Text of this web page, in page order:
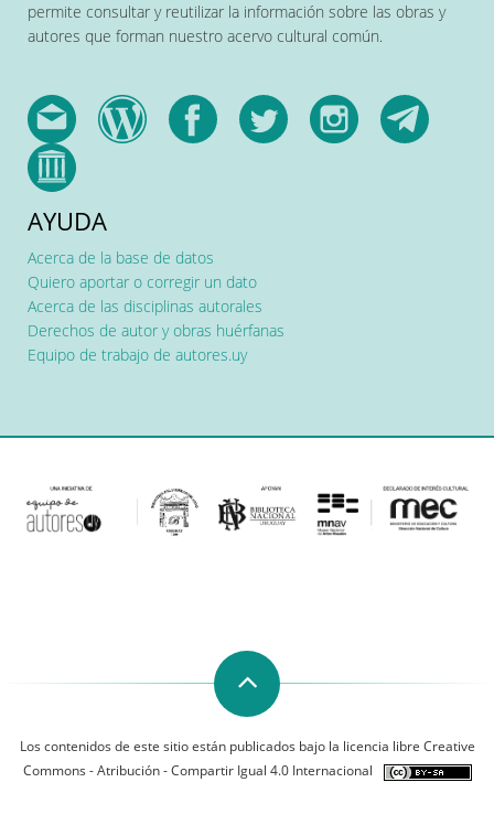
permite consultar y reutilizar la información sobre las obras y
autores que forman nuestro acervo cultural común.
AYUDA
Acerca de la base de datos
Quiero aportar o corregir un dato
Acerca de las disciplinas autorales
Derechos de autor y obras huérfanas
Equipo de trabajo de autores.uy
Los contenidos de este sitio están publicados bajo la licencia libre Creative
Commons - Atribución - Compartir Igual 4.0 Internacional